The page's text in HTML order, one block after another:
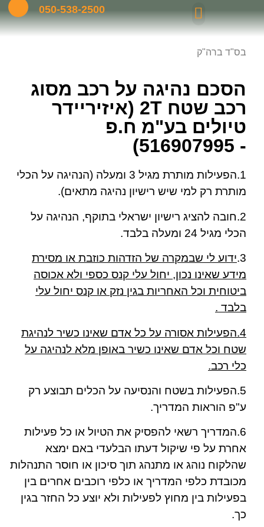
050-538-2500
בס"ד ברה"ק
הסכם נהיגה על רכב מסוג
רכב שטח 2T (איזיריידר
טיולים בע"מ ח.פ
- 516907995)
1.הפעילות מותרת מגיל 3 ומעלה (הנהיגה על הכלי
מותרת רק למי שיש רישיון נהיגה מתאים).
2.חובה להציג רישיון ישראלי בתוקף, הנהיגה על
הכלי מגיל 24 ומעלה בלבד.
3. ידוע לי שבמקרה של הזדהות כוזבת או מסירת
מידע שאינו נכון, יחול עלי קנס כספי ולא אכוסה
ביטוחית וכל האחריות בגין נזק או קנס יחול עלי
בלבד .
4.הפעילות אסורה על כל אדם שאינו כשיר לנהיגת
שטח וכל אדם שאינו כשיר באופן מלא לנהיגה על
כלי רכב.
5.הפעילות בשטח והנסיעה על הכלים תבוצע רק
ע"פ הוראות המדריך.
6.המדריך רשאי להפסיק את הטיול או כל פעילות
אחרת על פי שיקול דעתו הבלעדי באם ימצא
שהלקוח נוהג או מתנהג תוך סיכון או חוסר התנהלות
מכובדת כלפי המדריך או כלפי רוכבים אחרים בין
בפעילות בין מחוץ לפעילות ולא יוצע כל החזר בגין
כך.